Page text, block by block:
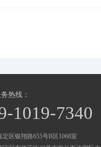
热线：
1019-7340
区银翔路655号B区1068室